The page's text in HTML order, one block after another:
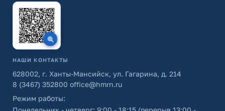
НАШИ КОНТАКТЫ
628002, г. Ханты-Мансийск, ул. Гагарина, д. 214
8 (3467) 352800 office@hmrn.ru
Режим работы: